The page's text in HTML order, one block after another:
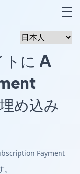
トに A
め込み
Payment